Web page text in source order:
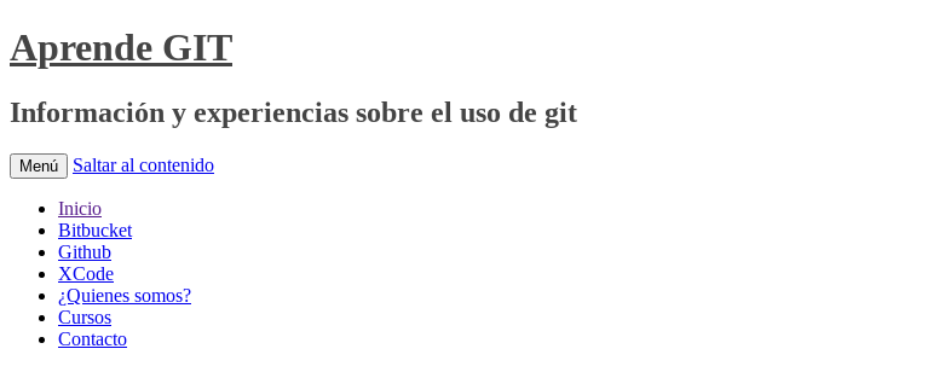
Aprende GIT
Información y experiencias sobre el uso de git
Menú Saltar al contenido
Inicio
Bitbucket
Github
XCode
¿Quienes somos?
Cursos
Contacto